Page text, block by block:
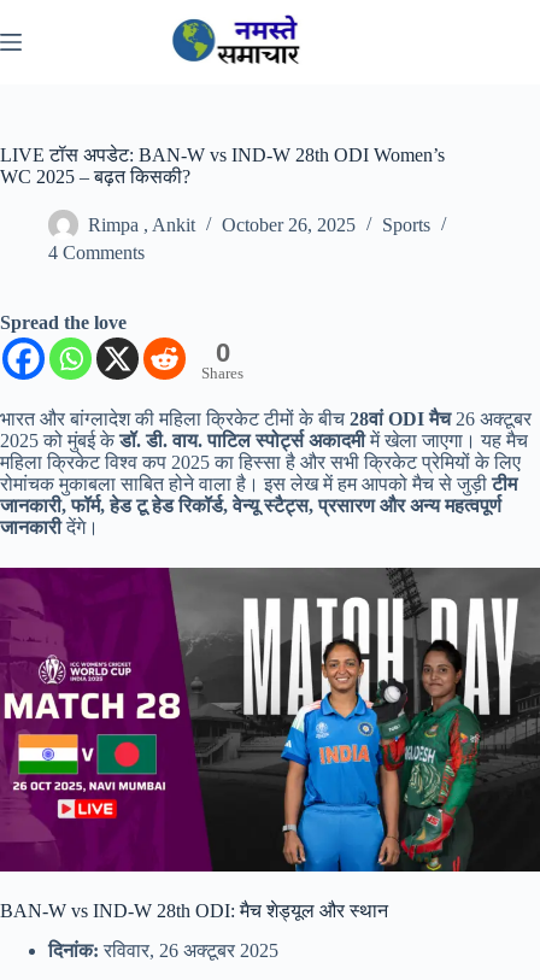
to
content
LIVE टॉस अपडेट: BAN-W vs IND-W 28th ODI Women’s
WC 2025 – बढ़त किसकी?
Rimpa , Ankit October 26, 2025
Sports
4 Comments
Spread the love
0
Shares
भारत और बांग्लादेश की महिला क्रिकेट टीमों के बीच 28वां ODI मैच26 अक्टूबर
2025 को मुंबई केडॉ. डी. वाय. पाटिल स्पोर्ट्स अकादमीमें खेला जाएगा। यह मैच
महिला क्रिकेट विश्व कप 2025 का हिस्सा है और सभी क्रिकेट प्रेमियों के लिए
रोमांचक मुकाबला साबित होने वाला है। इस लेख में हम आपको मैच से जुड़ीटीम
जानकारी, फॉर्म, हेड टू हेड रिकॉर्ड, वेन्यू स्टैट्स, प्रसारण और अन्य महत्वपूर्ण
जानकारीदेंगे।
BAN-W vs IND-W 28th ODI: मैच शेड्यूल और स्थान
दिनांक: रविवार, 26 अक्टूबर 2025